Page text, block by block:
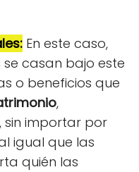
En este caso,
casan bajo este
o beneficios que
,
sin importar por
igual que las
quién las